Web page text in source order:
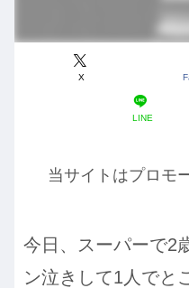
X
LINE
当サイトはプロモ
今日、スーパーで2
ン泣きして1人でと